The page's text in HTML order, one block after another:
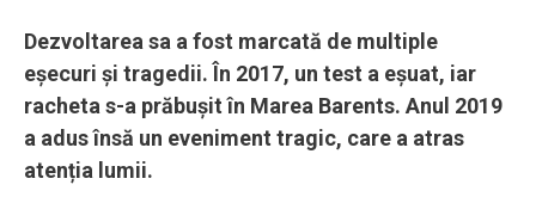
Dezvoltarea sa a fost marcată de multiple
eșecuri și tragedii. În 2017, un test a eșuat, iar
racheta s-a prăbușit în Marea Barents. Anul 2019
a adus însă un eveniment tragic, care a atras
atenția lumii.